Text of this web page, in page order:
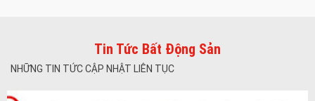
Tin Tức Bất Động Sản
NHỮNG TIN TỨC CẬP NHẬT LIÊN TỤC